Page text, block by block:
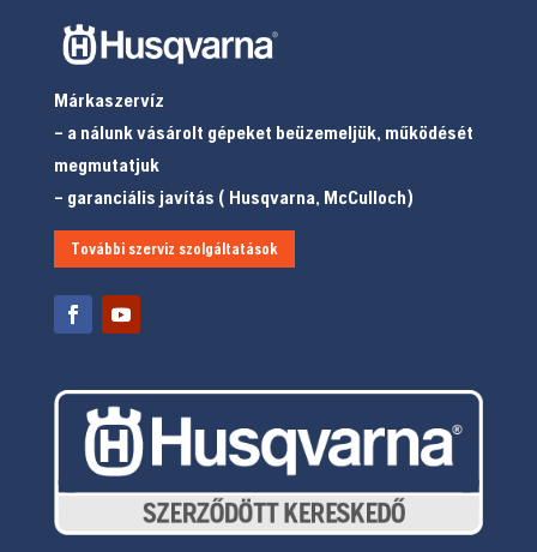
Márkaszervíz
– a nálunk vásárolt gépeket beüzemeljük, működését
megmutatjuk
– garanciális javítás ( Husqvarna, McCulloch)
További szerviz szolgáltatások